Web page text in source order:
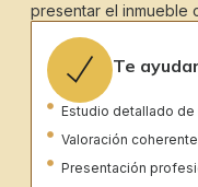
presentar el inmueble
Te
Estudio detallado de
Valoración
Presentación